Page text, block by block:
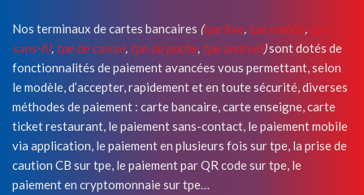
Nos terminaux de cartes bancaires (tpe fixe, tpe mobile, tpe
sans-fil, tpe de caisse, tpe de poche, tpe android)sont dotés de
fonctionnalités de paiement avancées vous permettant, selon
le modèle, d’accepter, rapidement et en toute sécurité, diverses
méthodes de paiement : carte bancaire, carte enseigne, carte
ticket restaurant, le paiement sans-contact, le paiement mobile
via application, le paiement en plusieurs fois sur tpe, la prise de
caution CB sur tpe, le paiement par QR code sur tpe, le
paiement en cryptomonnaie sur tpe…